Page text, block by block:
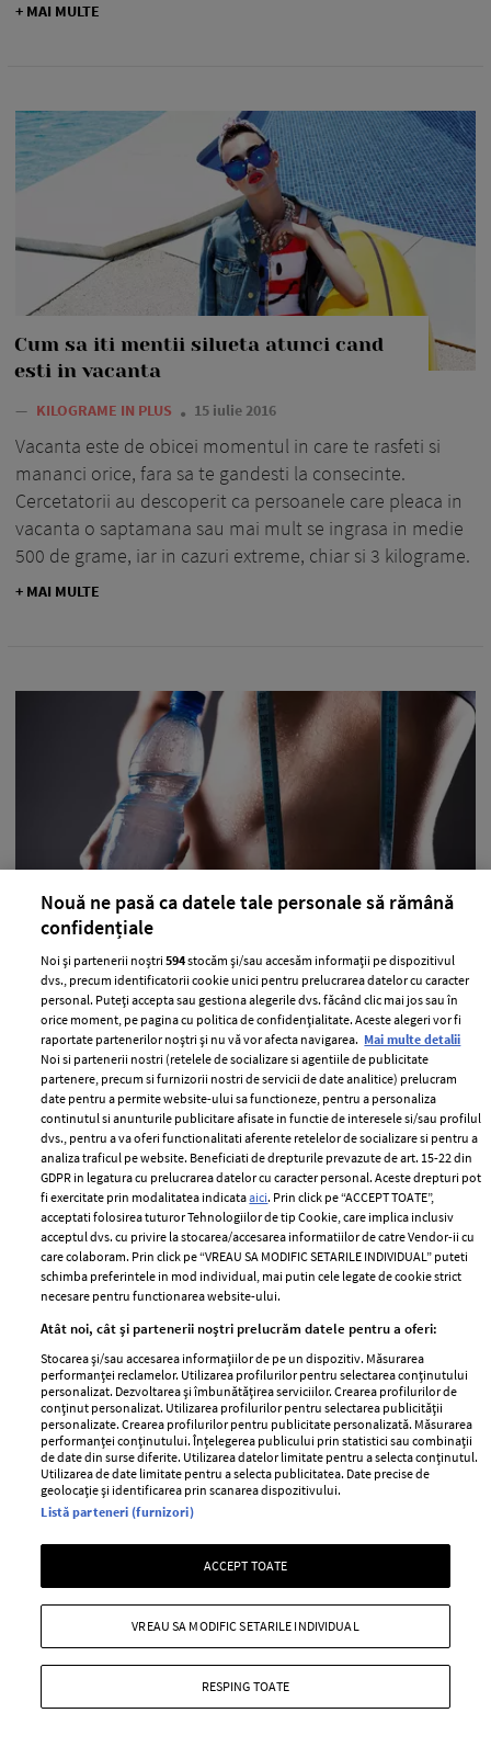
+ MAI MULTE
Cum sa iti mentii silueta atunci cand
esti in vacanta
— KILOGRAME IN PLUS 15 iulie 2016
Vacanta este de obicei momentul in care te rasfeti si
mananci orice, fara sa te gandesti la consecinte.
Cercetatorii au descoperit ca persoanele care pleaca in
vacanta o saptamana sau mai mult se ingrasa in medie
500 de grame, iar in cazuri extreme, chiar si 3 kilograme.
+ MAI MULTE
15 moduri eficiente in care poti slabi
KILOGRAME IN PLUS 22 aprilie 2016
Este o poveste familiara: iti promiti sa mergi zilnic la sala
si sa numeri fiecare calorie. Curand, insa, esti la birou
mancand cupcakes si savurand seara un cocktail. Si uite
asa planul tau de a scapa de kilogramele in plus a ajuns
la final.
+ MAI MULTE
Diete rapide, usor de dus si care nu te
05 ianuarie 2016
O dieta usoara, care sa nu ne chinuie si care sa ne aduca
in scurt timp rezultatele dorite este un lucru pe care
majoritatea femeilor si-l doreste. Pentru a te ajuta, am
ales noi pentru tine cateva diete rapide care
functioneaza!
Nouă ne pasă ca datele tale personale să rămână
confidențiale
Noi și partenerii noștri594stocăm și/sau accesăm informații pe dispozitivul
dvs., precum identificatorii cookie unici pentru prelucrarea datelor cu caracter
personal. Puteți accepta sau gestiona alegerile dvs. făcând clic mai jos sau în
orice moment, pe pagina cu politica de confidențialitate. Aceste alegeri vor fi
raportate partenerilor noștri și nu vă vor afecta navigarea. Mai multe detalii
Noi si partenerii nostri (retelele de socializare si agentiile de publicitate
partenere, precum si furnizorii nostri de servicii de date analitice) prelucram
date pentru a permite website-ului sa functioneze, pentru a personaliza
continutul si anunturile publicitare afisate in functie de interesele si/sau profilul
dvs., pentru a va oferi functionalitati aferente retelelor de socializare si pentru a
analiza traficul pe website. Beneficiati de drepturile prevazute de art. 15-22 din
GDPR in legatura cu prelucrarea datelor cu caracter personal. Aceste drepturi pot
fi exercitate prin modalitatea indicataaici. Prin click pe “ACCEPT TOATE”,
acceptati folosirea tuturor Tehnologiilor de tip Cookie, care implica inclusiv
acceptul dvs. cu privire la stocarea/accesarea informatiilor de catre Vendor-ii cu
care colaboram. Prin click pe “VREAU SA MODIFIC SETARILE INDIVIDUAL” puteti
schimba preferintele in mod individual, mai putin cele legate de cookie strict
necesare pentru functionarea website-ului.
Atât noi, cât și partenerii noștri prelucrăm datele pentru a oferi:
Stocarea și/sau accesarea informațiilor de pe un dispozitiv. Măsurarea
performanței reclamelor. Utilizarea profilurilor pentru selectarea conținutului
personalizat. Dezvoltarea și îmbunătățirea serviciilor. Crearea profilurilor de
conținut personalizat. Utilizarea profilurilor pentru selectarea publicității
personalizate. Crearea profilurilor pentru publicitate personalizată. Măsurarea
performanței conținutului. Înțelegerea publicului prin statistici sau combinații
de date din surse diferite. Utilizarea datelor limitate pentru a selecta conținutul.
Utilizarea de date limitate pentru a selecta publicitatea. Date precise de
geolocație și identificarea prin scanarea dispozitivului.
Listă parteneri (furnizori)
ACCEPT TOATE
RESPING TOATE
VREAU SA MODIFIC SETARILE INDIVIDUAL